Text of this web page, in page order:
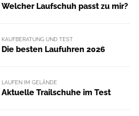
Welcher Laufschuh passt zu mir?
KAUFBERATUNG UND TEST
Die besten Laufuhren 2026
LAUFEN IM GELÄNDE
Aktuelle Trailschuhe im Test